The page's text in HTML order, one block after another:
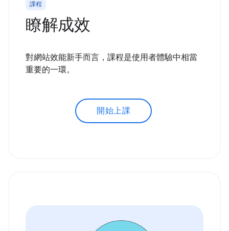
課程
瞭解成效
對網站效能新手而言，課程是使用者體驗中相當
重要的一環。
開始上課